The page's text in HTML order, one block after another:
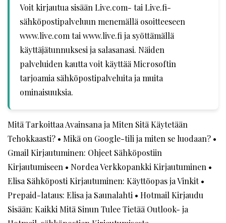
Voit kirjautua sisään Live.com- tai Live.fi-
sähköpostipalveluun menemällä osoitteeseen
www.live.com tai www.live.fi ja syöttämällä
käyttäjätunnuksesi ja salasanasi. Näiden
palveluiden kautta voit käyttää Microsoftin
tarjoamia sähköpostipalveluita ja muita
ominaisuuksia.
Mitä Tarkoittaa Avainsana ja Miten Sitä Käytetään
Tehokkaasti? • Mikä on Google-tili ja miten se luodaan? •
Gmail Kirjautuminen: Ohjeet Sähköpostiin
Kirjautumiseen • Nordea Verkkopankki Kirjautuminen •
Elisa Sähköposti Kirjautuminen: Käyttöopas ja Vinkit•
Prepaid-lataus: Elisa ja Saunalahti • Hotmail Kirjaudu
Sisään: Kaikki Mitä Sinun Tulee Tietää Outlook- ja